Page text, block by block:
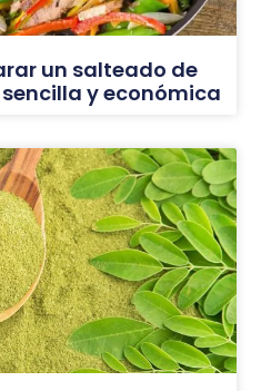
un salteado de
y económica